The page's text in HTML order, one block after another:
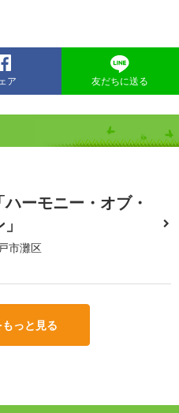
ア 友だちに送る
ーモニー・オブ・
市灘区
っと見る